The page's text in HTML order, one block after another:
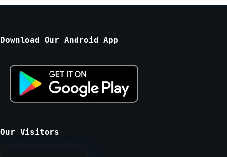
Download Our Android App
Our Visitors